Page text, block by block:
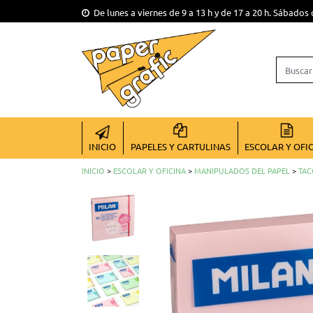
De lunes a viernes de 9 a 13 h y de 17 a 20 h. Sábados
INICIO PAPELES Y CARTULINAS ESCOLAR Y
INICIO > ESCOLAR Y OFICINA>MANIPULADOS DEL PAPEL >